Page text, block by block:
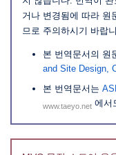
거나 변경됨에 따라 원
므로 주의하시기 바랍
본 번역문서의 원
and Site Design,
본 번역문서는
www.taeyo.net 에서